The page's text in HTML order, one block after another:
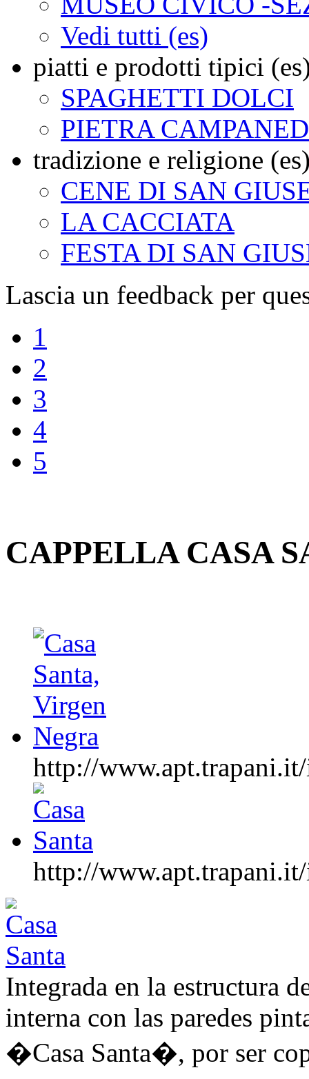
Vedi tutti (es)
piatti e prodotti tipici
SPAGHETTI DOLCI
PIETRA
tradizione e religione
CENE DI SAN
LA CACCIATA
FESTA DI SAN
Lascia un feedback per
1
2
3
4
5
CAPPELLA CASA
http://
http://
Integrada en la estructura
interna con las paredes
�Casa Santa�, por ser